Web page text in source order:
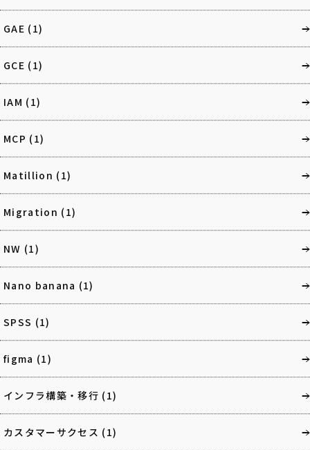
GAE (1)
GCE (1)
IAM (1)
MCP (1)
Matillion (1)
Migration (1)
NW (1)
Nano banana (1)
SPSS (1)
figma (1)
インフラ構築・移行 (1)
カスタマーサクセス (1)